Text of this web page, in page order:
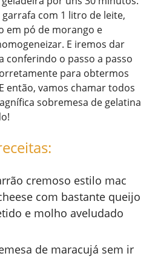
com 1 litro de leite,
em pó de morango e
E iremos dar
conferindo o passo a passo
para obtermos
então, vamos chamar todos
sobremesa de gelatina
cremoso estilo mac
com bastante queijo
e molho aveludado
de maracujá sem ir